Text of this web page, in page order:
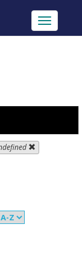
Toggle
navigation